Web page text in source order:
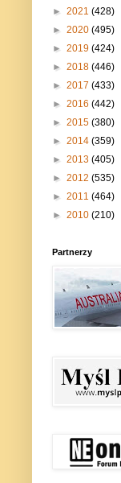
► 2021 (428)
► 2020 (495)
► 2019 (424)
► 2018 (446)
► 2017 (433)
► 2016 (442)
► 2015 (380)
► 2014 (359)
► 2013 (405)
► 2012 (535)
► 2011 (464)
► 2010 (210)
Partnerzy